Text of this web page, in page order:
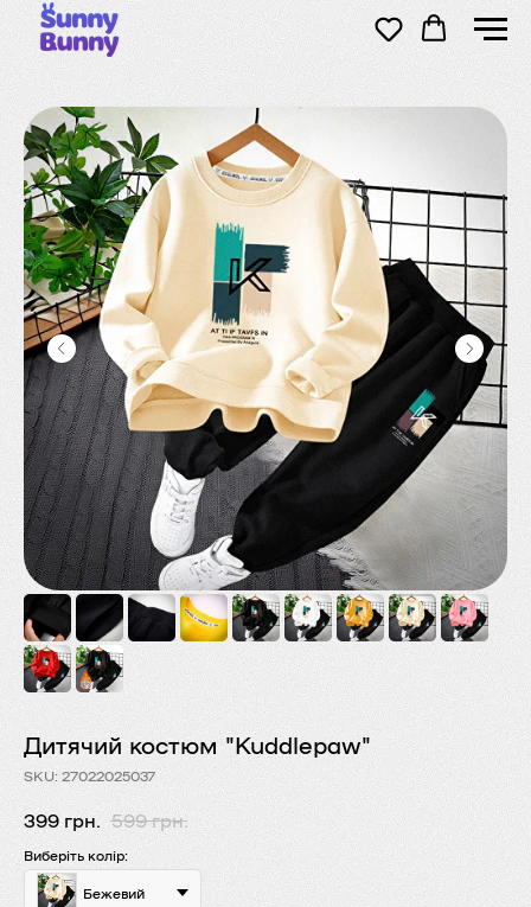
Дитячий костюм "Kuddlepaw"
SKU: 27022025037
399 грн. 599 грн.
Виберіть колір:
Бежевий